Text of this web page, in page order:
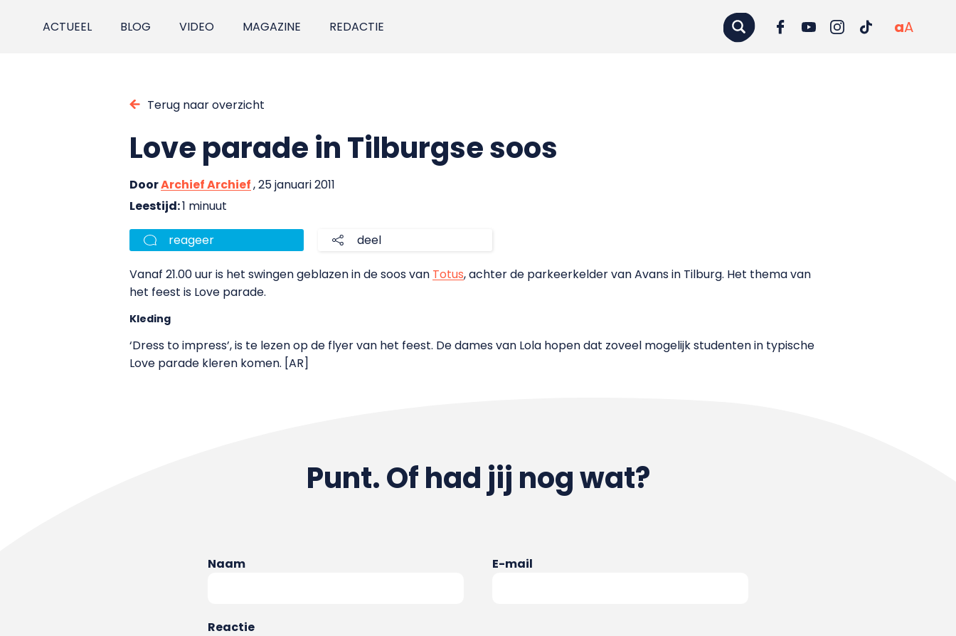
ACTUEEL BLOG VIDEO MAGAZINE REDACTIE aA
Terug naar overzicht
Love parade in Tilburgse soos
DoorArchief Archief, 25 januari 2011
Leestijd:1 minuut
reageer deel
Vanaf 21.00 uur is het swingen geblazen in de soos van Totus, achter de parkeerkelder van Avans in Tilburg. Het thema van
het feest is Love parade.
Kleding
‘Dress to impress’, is te lezen op de flyer van het feest. De dames van Lola hopen dat zoveel mogelijk studenten in typische
Love parade kleren komen. [AR]
Punt. Of had jij nog wat?
Naam E-mail
Reactie